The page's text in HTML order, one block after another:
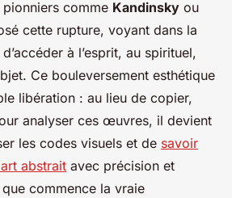
comme Kandinsky ou
cette rupture, voyant dans la
à l’esprit, au spirituel,
Ce bouleversement esthétique
libération : au lieu de copier,
analyser ces œuvres, il devient
les codes visuels et de savoir
abstrait avec précision et
que commence la vraie